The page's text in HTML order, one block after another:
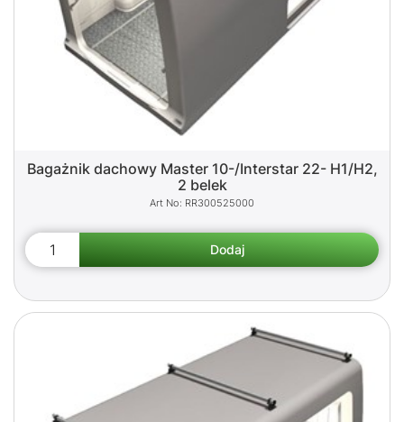
Bagażnik dachowy Master 10-/Interstar 22- H1/H2,
2 belek
RR300525000